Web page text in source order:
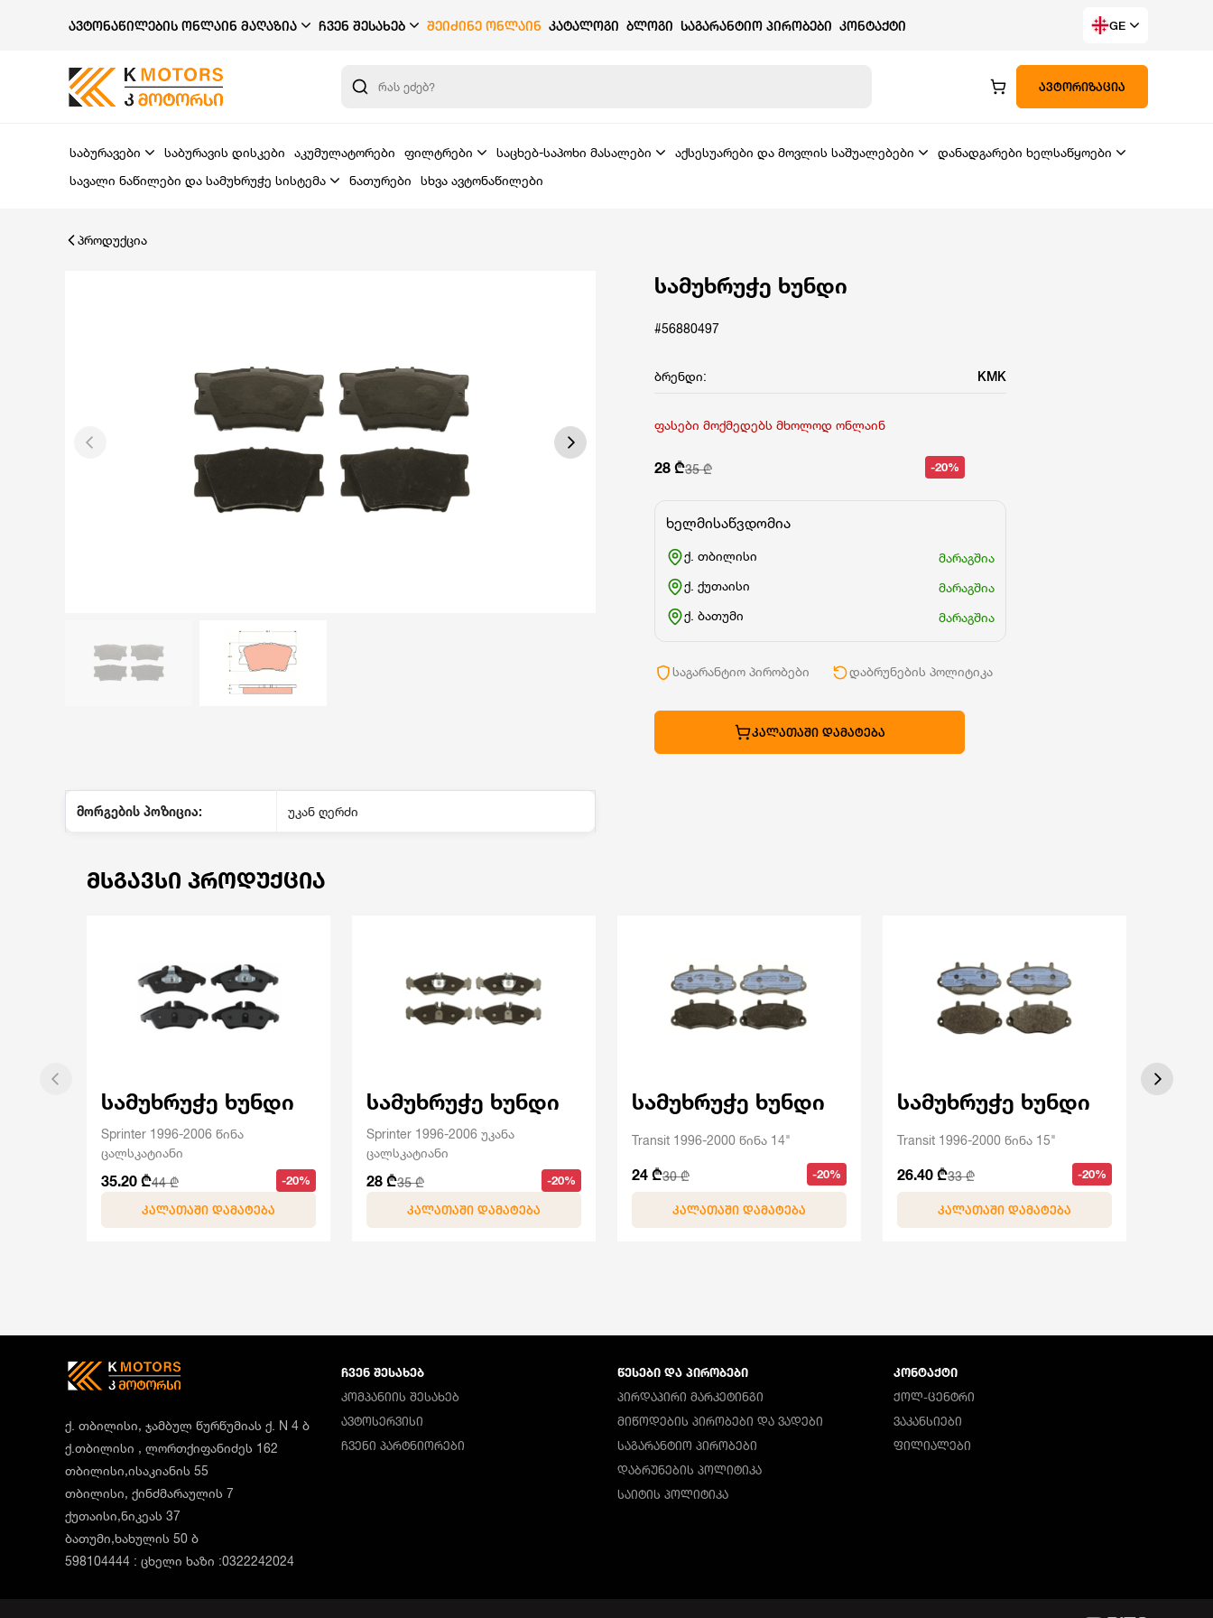
ᲐᲕᲢᲝᲜᲐᲬᲘᲚᲔᲑᲘᲡ ᲝᲜᲚᲐᲘᲜ ᲛᲐᲦᲐᲖᲘᲐ ᲩᲕᲔᲜ ᲨᲔᲡᲐᲮᲔᲑ ᲨᲔᲘᲫᲘᲜᲔ ᲝᲜᲚᲐᲘᲜ ᲙᲐᲢᲐᲚᲝᲒᲘ ᲑᲚᲝᲒᲘ ᲡᲐᲒᲐᲠᲐᲜᲢᲘᲝ ᲞᲘᲠᲝᲑᲔᲑᲘ ᲙᲝᲜᲢᲐᲥᲢᲘ GE
ᲐᲕᲢᲝᲠᲘᲖᲐᲪᲘᲐ
საბურავები საბურავის დისკები აკუმულატორები ფილტრები საცხებ-საპოხი მასალები აქსესუარები და მოვლის საშუალებები
დანადგარები ხელსაწყოები
სავალი ნაწილები და სამუხრუჭე სისტემა
ნათურები სხვა ავტონაწილები
პროდუქცია
სამუხრუჭე ხუნდი
#56880497
ბრენდი: KMK
ფასები მოქმედებს მხოლოდ ონლაინ
28 ₾35 ₾ -20%
ხელმისაწვდომია
ქ. თბილისი
მარაგშია
ქ. ქუთაისი
მარაგშია
ქ. ბათუმი
მარაგშია
საგარანტიო პირობები დაბრუნების პოლიტიკა
ᲙᲐᲚᲐᲗᲐᲨᲘ ᲓᲐᲛᲐᲢᲔᲑᲐ
მორგების პოზიცია: უკან ღერძი
ᲛᲡᲒᲐᲕᲡᲘ ᲞᲠᲝᲓᲣᲥᲪᲘᲐ
სამუხრუჭე ხუნდი
Sprinter 1996-2006 წინა
ცალსკატიანი
35.20 ₾44 ₾ -20%
ᲙᲐᲚᲐᲗᲐᲨᲘ ᲓᲐᲛᲐᲢᲔᲑᲐ
სამუხრუჭე ხუნდი
Sprinter 1996-2006 უკანა
ცალსკატიანი
28 ₾35 ₾ -20%
ᲙᲐᲚᲐᲗᲐᲨᲘ ᲓᲐᲛᲐᲢᲔᲑᲐ
სამუხრუჭე ხუნდი
Transit 1996-2000 წინა 14"
24 ₾30 ₾ -20%
ᲙᲐᲚᲐᲗᲐᲨᲘ ᲓᲐᲛᲐᲢᲔᲑᲐ
სამუხრუჭე ხუნდი
Transit 1996-2000 წინა 15"
26.40 ₾33 ₾ -20%
ᲙᲐᲚᲐᲗᲐᲨᲘ ᲓᲐᲛᲐᲢᲔᲑᲐ
ქ. თბილისი, ჯამბულ წურწუმიას ქ. N 4 ბ
ქ.თბილისი , ლორთქიფანიძეს 162
თბილისი,ისაკიანის 55
თბილისი, ქინძმარაულის 7
ქუთაისი,ნიკეას 37
ბათუმი,ხახულის 50 ბ
598104444 : ცხელი ხაზი :0322242024
ᲩᲕᲔᲜ ᲨᲔᲡᲐᲮᲔᲑ
ᲙᲝᲛᲞᲐᲜᲘᲘᲡ ᲨᲔᲡᲐᲮᲔᲑ
ᲐᲕᲢᲝᲡᲔᲠᲕᲘᲡᲘ
ᲩᲕᲔᲜᲘ ᲞᲐᲠᲢᲜᲘᲝᲠᲔᲑᲘ
ᲬᲔᲡᲔᲑᲘ ᲓᲐ ᲞᲘᲠᲝᲑᲔᲑᲘ
ᲞᲘᲠᲓᲐᲞᲘᲠᲘ ᲛᲐᲠᲙᲔᲢᲘᲜᲒᲘ
ᲛᲘᲬᲝᲓᲔᲑᲘᲡ ᲞᲘᲠᲝᲑᲔᲑᲘ ᲓᲐ ᲕᲐᲓᲔᲑᲘ
ᲡᲐᲒᲐᲠᲐᲜᲢᲘᲝ ᲞᲘᲠᲝᲑᲔᲑᲘ
ᲓᲐᲑᲠᲣᲜᲔᲑᲘᲡ ᲞᲝᲚᲘᲢᲘᲙᲐ
ᲡᲐᲘᲢᲘᲡ ᲞᲝᲚᲘᲢᲘᲙᲐ
ᲙᲝᲜᲢᲐᲥᲢᲘ
ᲥᲝᲚ-ᲪᲔᲜᲢᲠᲘ
ᲕᲐᲙᲐᲜᲡᲘᲔᲑᲘ
ᲤᲘᲚᲘᲐᲚᲔᲑᲘ